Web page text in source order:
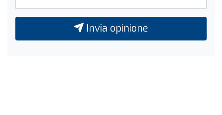
Invia opinione